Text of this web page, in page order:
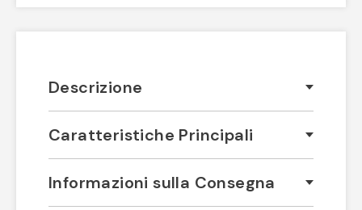
Descrizione
Caratteristiche Principali
Informazioni sulla Consegna